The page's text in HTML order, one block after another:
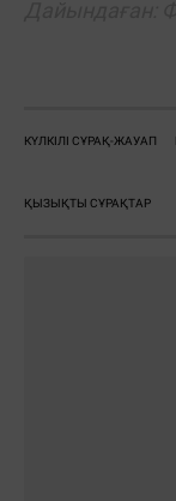
КҮЛКІЛІ СҰРАҚ-ЖАУАП
ҚЫЗЫҚТЫ СҰРАҚТАР